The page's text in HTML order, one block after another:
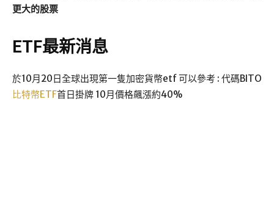
更大的股票
ETF最新消息
於10月20日全球出現第一隻加密貨幣etf 可以參考 : 代碼BITO
比特幣ETF首日掛牌 10月價格飆漲約40%